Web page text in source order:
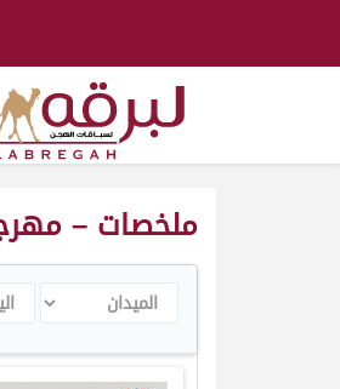
ملخصات –
الميدان